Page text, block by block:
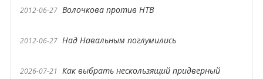
2012-06-27 Волочкова против НТВ
2012-06-27 Над Навальным поглумились
2026-07-21 Как выбрать нескользящий придверный